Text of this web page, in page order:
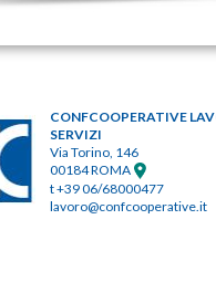
CONFCOOPERATIVE
SERVIZI
Via Torino, 146
00184 ROMA
t +39 06/68000477
lavoro@confcooperative.it